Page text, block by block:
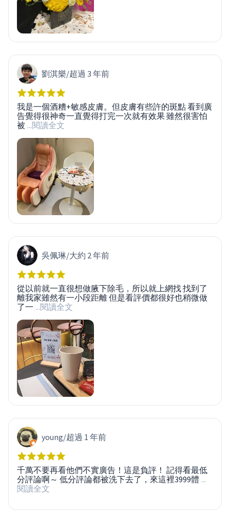
劉淇樂/超過 3 年前
我是一個酒糟+敏感皮膚。但皮膚有些許的斑點 看到廣
告覺得很神奇一直覺得打完一次就有效果 雖然很害怕
被 ...閱讀全文
吳佩琳/大約 2 年前
從以前就一直很想做腋下除毛，所以就上網找 找到了
離我家雖然有一小段距離 但是看評價都很好也稍微做
了一 ...閱讀全文
young/超過 1 年前
千萬不要再看他們不實廣告！這是負評！ 記得看最低
分評論啊～ 低分評論都被洗下去了，來這裡3999體 ...
閱讀全文